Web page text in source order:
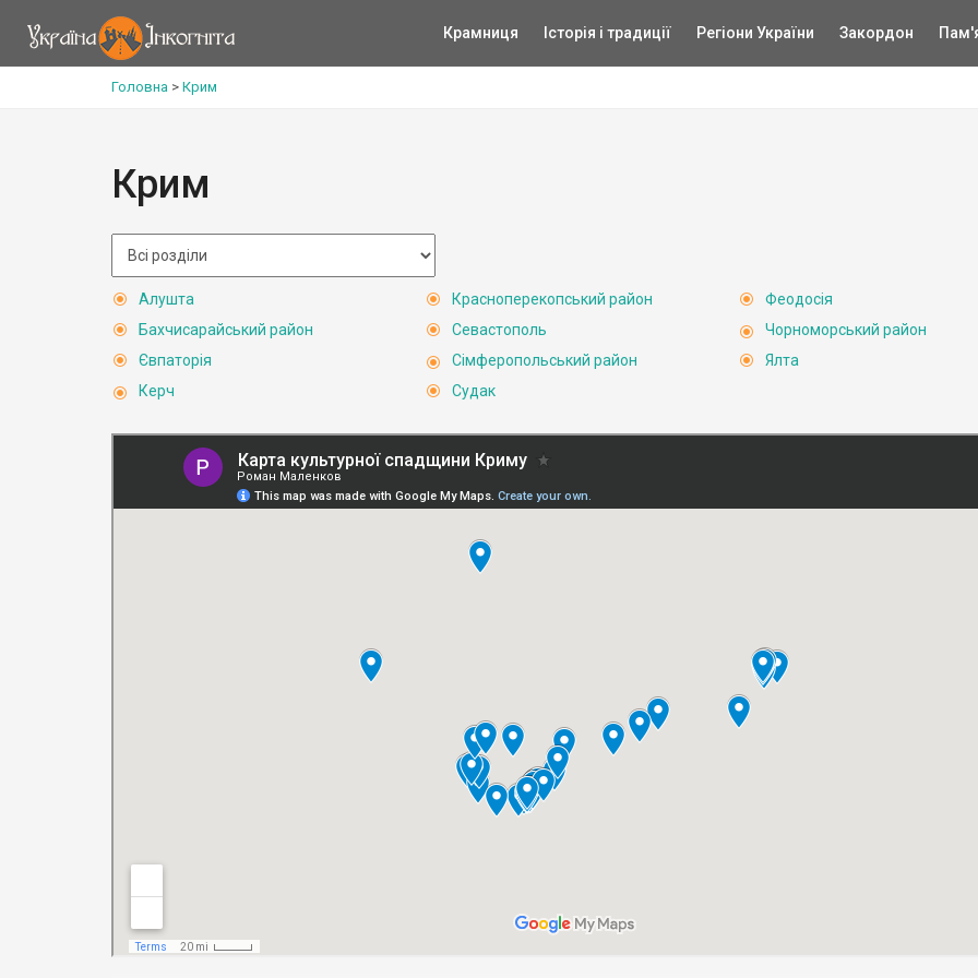
Крамниця Історія і традиції Регіони України Закордон
Головна > Крим
Крим
Алушта
Бахчисарайський район
Євпаторія
Керч
Красноперекопський район
Севастополь
Сімферопольський район
Судак
Феодосія
Чорноморський район
Ялта